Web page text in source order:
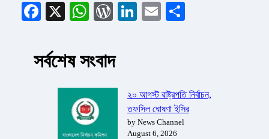
Facebook
X WhatsApp
WordPress
LinkedIn
Email
সর্বশেষ সংবাদ
২০ আগস্ট রাষ্ট্রপতি নির্বাচন,
তফসিল ঘোষণা ইসির
by News Channel
August 6, 2026